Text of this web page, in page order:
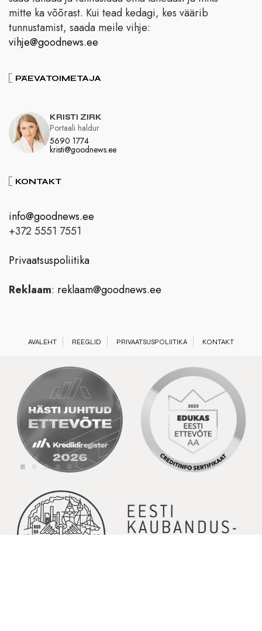
mitte ka võõrast. Kui tead kedagi, kes väärib
tunnustamist, saada meile vihje:
vihje@goodnews.ee
PÄEVATOIMETAJA
KRISTI ZIRK
5690 1774
kristi@goodnews.ee
Portaali haldur
KONTAKT
info@goodnews.ee
+372 5551 7551
Privaatsuspoliitika
Reklaam: reklaam@goodnews.ee
AVALEHT REEGLID PRIVAATSUSPOLIITIKA KONTAKT